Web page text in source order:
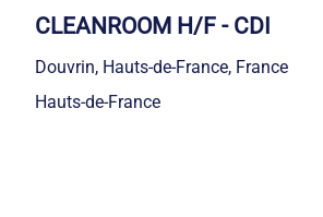
CLEANROOM H/F - CDI
Douvrin, Hauts-de-France, France
Hauts-de-France